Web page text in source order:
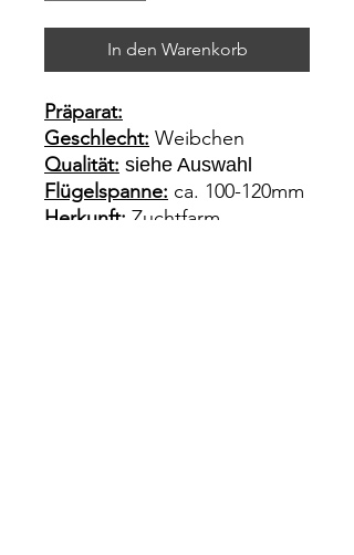
In den Warenkorb
Präparat:
Geschlecht: Weibchen
Qualität: siehe Auswahl
Flügelspanne: ca. 100-120mm
Herkunft: Zuchtfarm